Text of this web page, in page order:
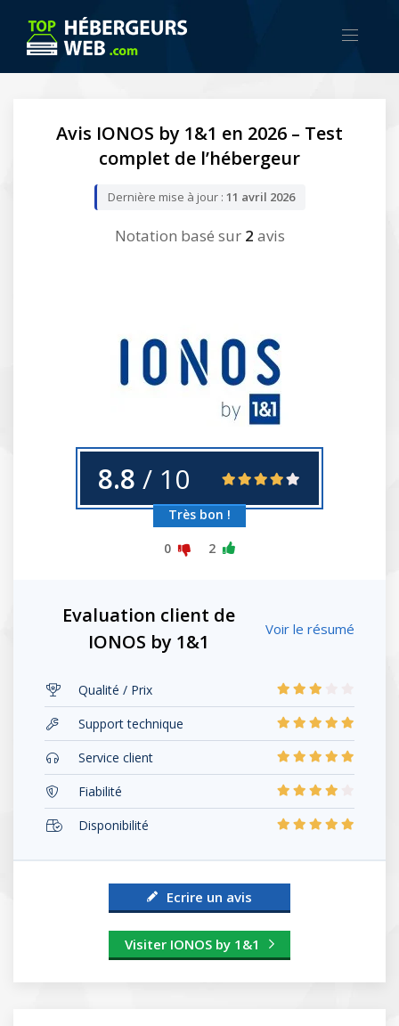
Avis IONOS by 1&1 en 2026 – Test
complet de l’hébergeur
Dernière mise à jour : 11 avril 2026
Notation basé sur 2 avis
8.8 / 10
Très bon !
0
2
Evaluation client de
IONOS by 1&1
Voir le résumé
Qualité / Prix
Support technique
Service client
Fiabilité
Disponibilité
Ecrire un avis
Visiter IONOS by 1&1